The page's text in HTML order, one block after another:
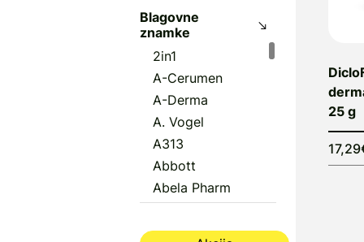
Blagovne
znamke
2in1
A-Cerumen
A-Derma
A. Vogel
A313
Abbott
Abela Pharm
Aboca
25 g